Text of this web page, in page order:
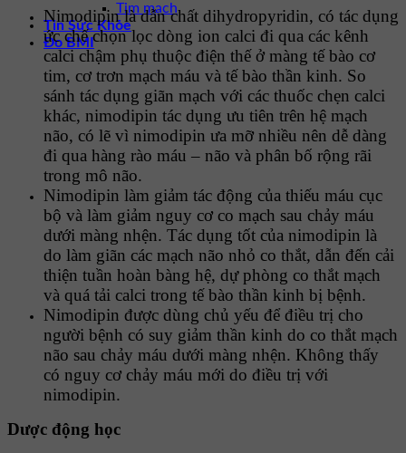
Tim mạch
Tin Sức Khỏe
Đo BMI
Nimodipin là dẫn chất dihydropyridin, có tác dụng
ức chế chọn lọc dòng ion calci đi qua các kênh
calci chậm phụ thuộc điện thế ở màng tế bào cơ
tim, cơ trơn mạch máu và tế bào thần kinh. So
sánh tác dụng giãn mạch với các thuốc chẹn calci
khác, nimodipin tác dụng ưu tiên trên hệ mạch
não, có lẽ vì nimodipin ưa mỡ nhiều nên dễ dàng
đi qua hàng rào máu – não và phân bố rộng rãi
trong mô não.
Nimodipin làm giảm tác động của thiếu máu cục
bộ và làm giảm nguy cơ co mạch sau chảy máu
dưới màng nhện. Tác dụng tốt của nimodipin là
do làm giãn các mạch não nhỏ co thắt, dẫn đến cải
thiện tuần hoàn bàng hệ, dự phòng co thắt mạch
và quá tải calci trong tế bào thần kinh bị bệnh.
Nimodipin được dùng chủ yếu để điều trị cho
người bệnh có suy giảm thần kinh do co thắt mạch
não sau chảy máu dưới màng nhện. Không thấy
có nguy cơ chảy máu mới do điều trị với
nimodipin.
Dược động học